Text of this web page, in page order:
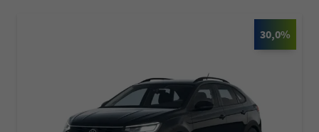
30,0%